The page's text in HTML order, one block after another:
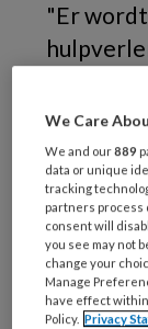
"Er wordt
zouden
collega’s
iemand
gaat
iemands
We Care
We and our889
data or unique
tracking
partners process
consent will
you see may not
change your
Manage
have effect
Policy. Privacy